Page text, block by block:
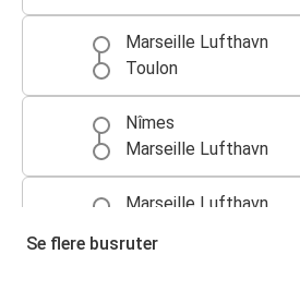
Marseille Lufthavn
Toulon
Nîmes
Marseille Lufthavn
Marseille Lufthavn
Se flere busruter